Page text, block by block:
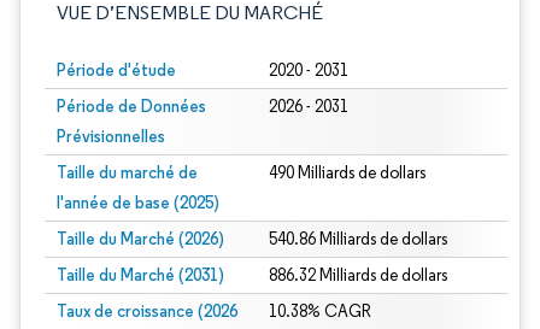
VUE D’ENSEMBLE DU MARCHÉ
Période d'étude 2020 - 2031
Période de Données
Prévisionnelles
2026 - 2031
Taille du marché de
l'année de base (2025)
490 Milliards de dollars
Taille du Marché (2026) 540.86 Milliards de dollars
Taille du Marché (2031) 886.32 Milliards de dollars
Taux de croissance (2026
10.38% CAGR